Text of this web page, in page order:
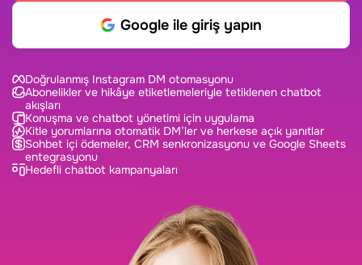
Google ile giriş yapın
Doğrulanmış Instagram DM otomasyonu
Abonelikler ve hikâye etiketlemeleriyle tetiklenen chatbot
akışları
Konuşma ve chatbot yönetimi için uygulama
Kitle yorumlarına otomatik DM’ler ve herkese açık yanıtlar
Sohbet içi ödemeler, CRM senkronizasyonu ve Google Sheets
entegrasyonu
Hedefli chatbot kampanyaları